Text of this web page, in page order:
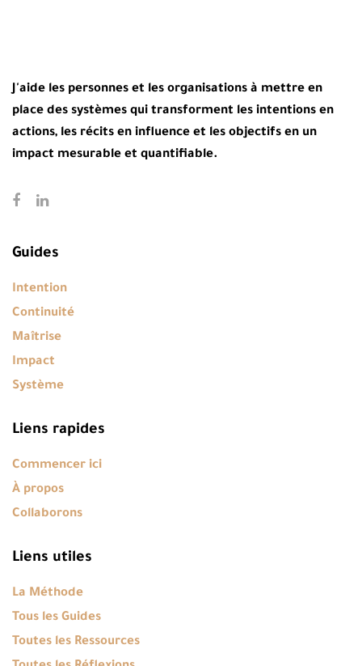
J'aide les personnes et les organisations à mettre en
place des systèmes qui transforment les intentions en
actions, les récits en influence et les objectifs en un
impact mesurable et quantifiable.
Guides
Intention
Continuité
Maîtrise
Impact
Système
Liens rapides
Commencer ici
À propos
Collaborons
Liens utiles
La Méthode
Tous les Guides
Toutes les Ressources